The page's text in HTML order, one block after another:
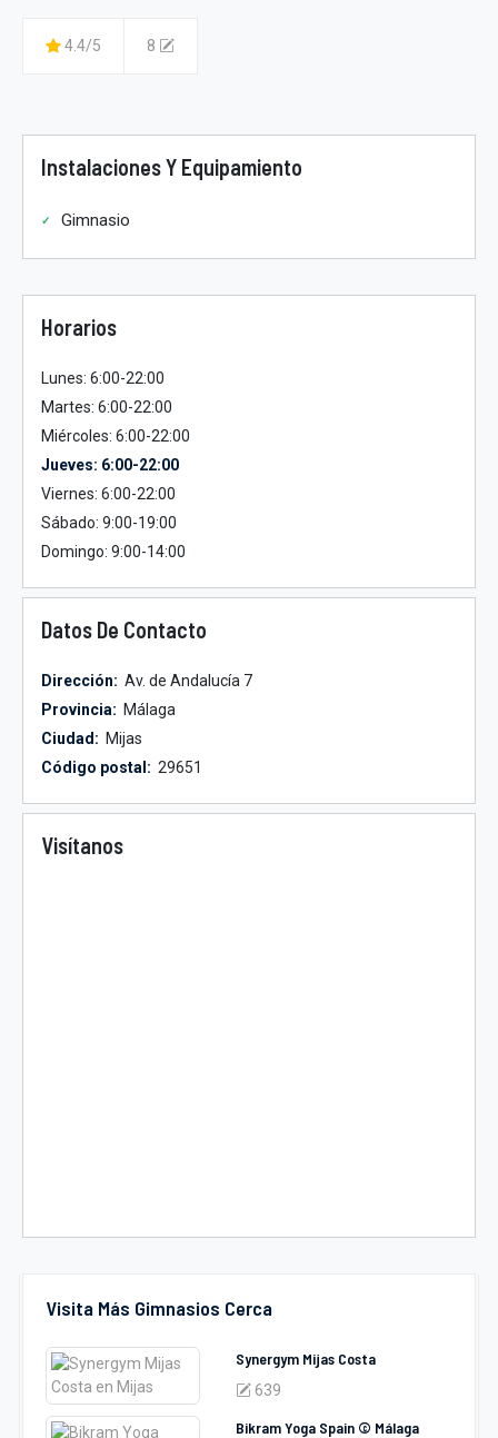
4.4/5 8
Visita Más Gimnasios Cerca
Synergym Mijas Costa
639
Bikram Yoga Spain © Málaga
Instalaciones Y Equipamiento
Gimnasio
Horarios
Lunes: 6:00-22:00
Martes: 6:00-22:00
Miércoles: 6:00-22:00
Jueves: 6:00-22:00
Viernes: 6:00-22:00
Sábado: 9:00-19:00
Domingo: 9:00-14:00
Datos De Contacto
Dirección: Av. de Andalucía 7
Provincia: Málaga
Ciudad: Mijas
Código postal: 29651
Visítanos